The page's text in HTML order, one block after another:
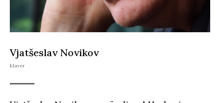
Vjatšeslav Novikov
klaver